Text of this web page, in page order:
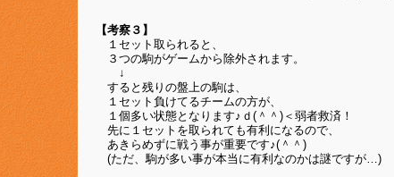
【考察３】
１セット取られると、
３つの駒がゲームから除外されます。
↓
すると残りの盤上の駒は、
１セット負けてるチームの方が、
１個多い状態となります♪ｄ(＾＾)＜弱者救済！
先に１セットを取られても有利になるので、
あきらめずに戦う事が重要です♪(＾＾)
(ただ、駒が多い事が本当に有利なのかは謎ですが…)